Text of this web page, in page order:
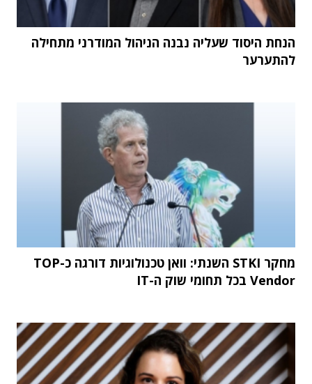
הנחת היסוד שעליה נבנה הניהול המודרני מתחילה
להתערער
מחקר STKI השנתי: וואן טכנולוגיות דורגה כ-TOP
Vendor בכל תחומי שוק ה-IT